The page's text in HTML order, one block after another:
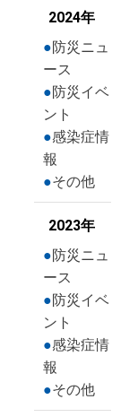
2024年
防災ニュ
ース
防災イベ
ント
感染症情
報
その他
2023年
防災ニュ
ース
防災イベ
ント
感染症情
報
その他